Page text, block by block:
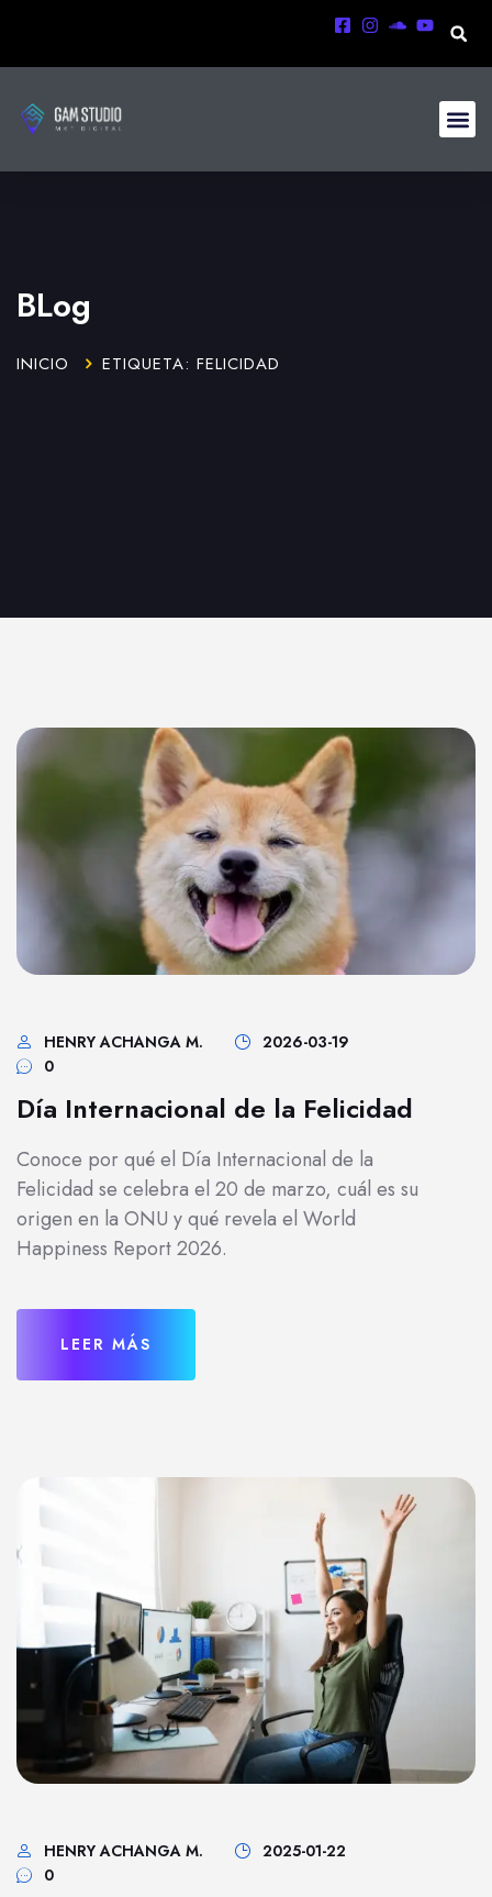
BLog
INICIO ETIQUETA: FELICIDAD
HENRY ACHANGA M.
2026-03-19
0
Día Internacional de la Felicidad
Conoce por qué el Día Internacional de la
Felicidad se celebra el 20 de marzo, cuál es su
origen en la ONU y qué revela el World
Happiness Report 2026.
LEER MÁS
HENRY ACHANGA M.
2025-01-22
0